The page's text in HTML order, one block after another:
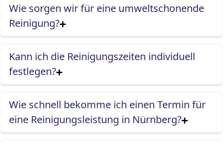
Wie sorgen wir für eine umweltschonende
Reinigung?
Kann ich die Reinigungszeiten individuell
festlegen?
Wie schnell bekomme ich einen Termin für
eine Reinigungsleistung in Nürnberg?